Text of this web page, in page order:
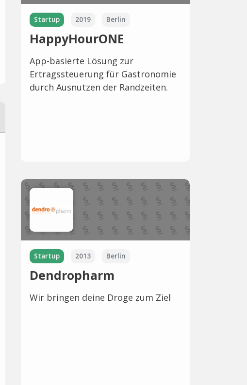
Startup 2019 Berlin
HappyHourONE
App-basierte Lösung zur
Ertragssteuerung für Gastronomie
durch Ausnutzen der Randzeiten.
Startup 2013 Berlin
Dendropharm
Wir bringen deine Droge zum Ziel